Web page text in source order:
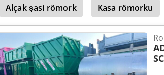
toplam uzunluk: 9.530 mm Kasa iç genişliği:
frenler BWP akslar ABS Lastik ölçüsü: 315/80
Alçak şasi römork
Kasa römorku